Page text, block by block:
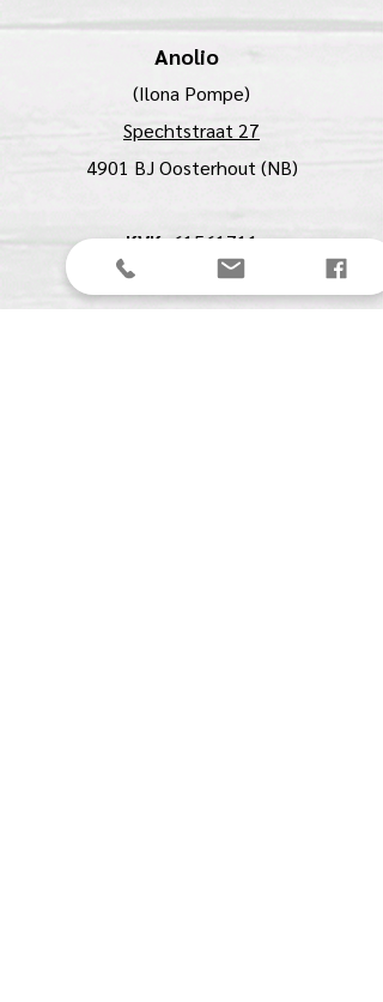
Anolio
(Ilona Pompe)
Spechtstraat 27
4901 BJ Oosterhout (NB)
KVK:61561711
BTW:
NL00153291B07